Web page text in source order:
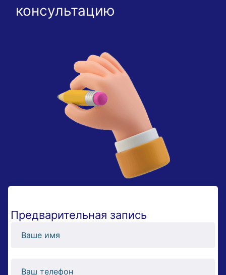
консультацию
Предварительная запись